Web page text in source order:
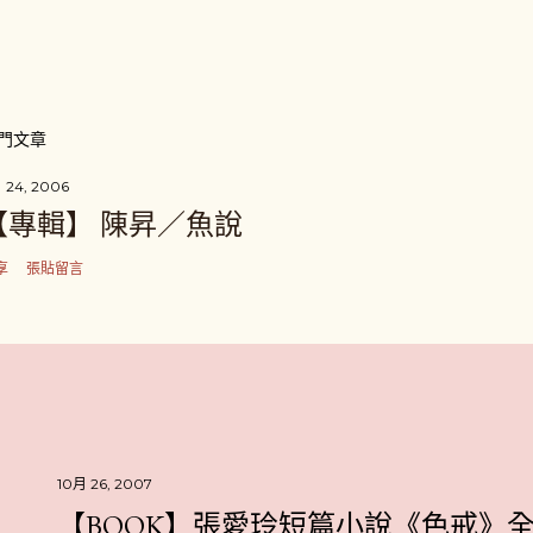
文章
24, 2006
專輯】 陳昇／魚說
張貼留言
10月 26, 2007
【BOOK】張愛玲短篇小說《色戒》